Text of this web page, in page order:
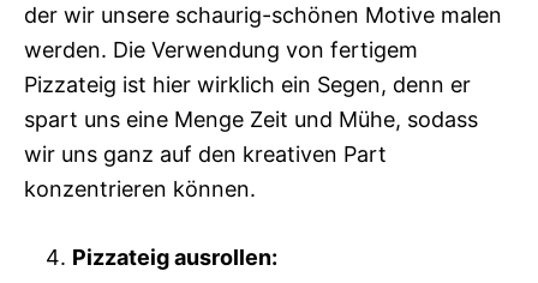
der wir unsere schaurig-schönen Motive malen
werden. Die Verwendung von fertigem
Pizzateig ist hier wirklich ein Segen, denn er
spart uns eine Menge Zeit und Mühe, sodass
wir uns ganz auf den kreativen Part
konzentrieren können.
Pizzateig ausrollen: